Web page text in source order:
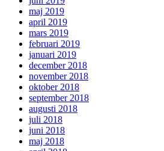
maj 2019
april 2019
mars 2019
februari 2019
januari 2019
december 2018
november 2018
oktober 2018
september 2018
augusti 2018
juli 2018
juni 2018
maj 2018